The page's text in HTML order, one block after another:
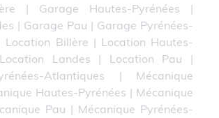
| Garage Hautes-Pyrénées |
| Garage Pau | Garage Pyrénées-
Location Billère | Location Hautes-
Location Landes | Location Pau |
Atlantiques | Mécanique
Hautes-Pyrénées | Mécanique
Pau | Mécanique Pyrénées-